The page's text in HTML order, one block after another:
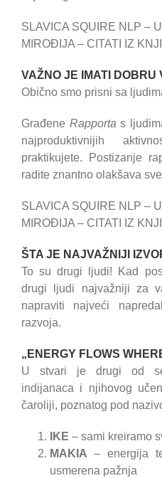
SLAVICA SQUIRE NLP –
MIROĐIJA – CITATI IZ
VAŽNO JE IMATI DOBRU
Obično smo prisni sa
Građene Rapportas
najproduktivnijih
praktikujete. Postizanje
radite znantno olakšava
SLAVICA SQUIRE NLP –
MIROĐIJA – CITATI IZ
ŠTA JE NAJVAŽNIJI
To su drugi ljudi! Kad
drugi ljudi najvažniji za
napraviti najveći
razvoja.
„ENERGY FLOWS
U stvari je drugi od
indijanaca i njihovog
čaroliji, poznatog pod
IKE – sami kreiramo
MAKIA– energija
usmerena pažnja